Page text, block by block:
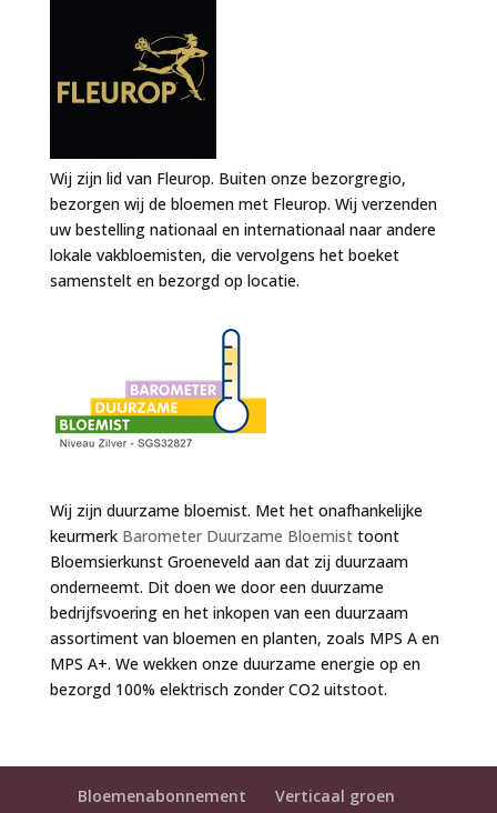
Wij zijn lid van Fleurop. Buiten onze bezorgregio,
bezorgen wij de bloemen met Fleurop. Wij verzenden
uw bestelling nationaal en internationaal naar andere
lokale vakbloemisten, die vervolgens het boeket
samenstelt en bezorgd op locatie.
Wij zijn duurzame bloemist. Met het onafhankelijke
keurmerk Barometer Duurzame Bloemisttoont
Bloemsierkunst Groeneveld aan dat zij duurzaam
onderneemt. Dit doen we door een duurzame
bedrijfsvoering en het inkopen van een duurzaam
assortiment van bloemen en planten, zoals MPS A en
MPS A+. We wekken onze duurzame energie op en
bezorgd 100% elektrisch zonder CO2 uitstoot.
Bloemenabonnement
Verticaal groen